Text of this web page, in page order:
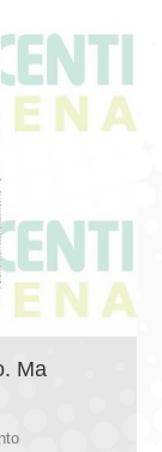
Ma